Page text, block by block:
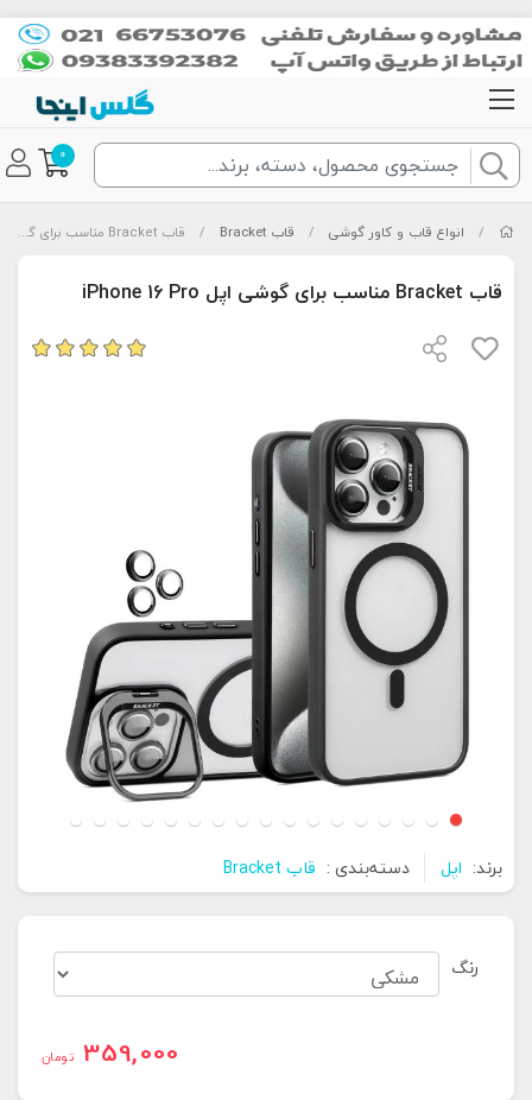
0
/ انواع قاب و کاور گوشی / قاب Bracket / قاب Bracket مناسب برای گوشی اپل iPhone 16 Pro
قاب Bracket مناسب برای گوشی اپل iPhone 16 Pro
برند: اپل دسته‌بندی : قاب Bracket
رنگ
359,000 تومان